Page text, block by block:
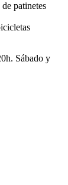
patinetes
Sábado y